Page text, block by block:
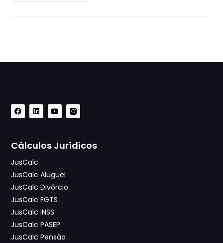
Cálculos Jurídicos
JusCalc
JusCalc Aluguel
JusCalc Divórcio
JusCalc FGTS
JusCalc INSS
JusCalc PASEP
JusCalc Pensão